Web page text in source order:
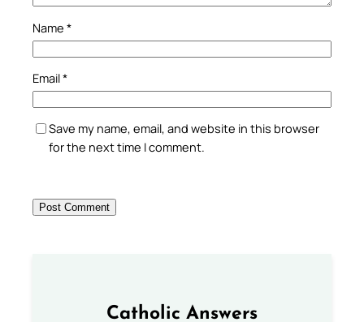
Name *
Email*
Save my name, email, and website in this browser
for the next time I comment.
Catholic Answers